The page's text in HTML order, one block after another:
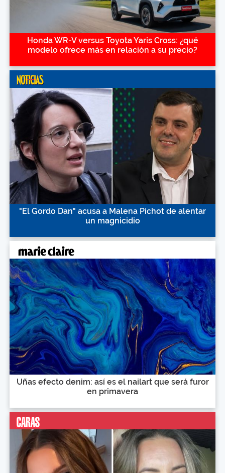
Honda WR-V versus Toyota Yaris Cross: ¿qué
modelo ofrece más en relación a su precio?
"El Gordo Dan" acusa a Malena Pichot de alentar
un magnicidio
Uñas efecto denim: así es el nailart que será furor
en primavera